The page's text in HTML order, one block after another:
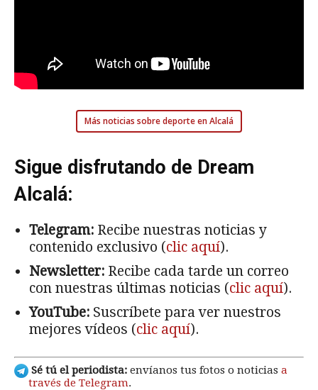
Más noticias sobre deporte en Alcalá
Sigue disfrutando de Dream
Alcalá:
Telegram: Recibe nuestras noticias y
contenido exclusivo (clic aquí).
Newsletter: Recibe cada tarde un correo
con nuestras últimas noticias (clic aquí).
YouTube: Suscríbete para ver nuestros
mejores vídeos (clic aquí).
Sé tú el periodista: envíanos tus fotos o noticias a
través de Telegram.